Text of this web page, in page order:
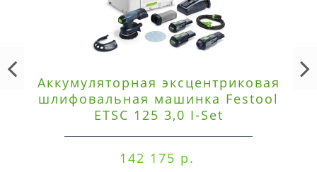
Аккумуляторная эксцентриковая
шлифовальная машинка Festool
ETSC 125 3,0 I-Set
142 175 р.